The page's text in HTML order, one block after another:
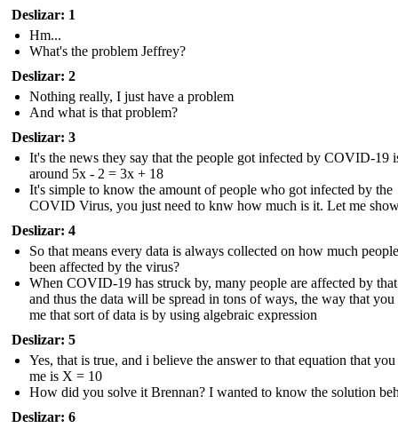
Deslizar: 1
Hm...
What's the problem Jeffrey?
Deslizar: 2
Nothing really, I just have a problem
And what is that problem?
Deslizar: 3
It's the news they say that the people got infected by COVID-19
around 5x - 2 = 3x + 18
It's simple to know the amount of people who got infected by the
COVID Virus, you just need to knw how much is it. Let me
Deslizar: 4
So that means every data is always collected on how much
been affected by the virus?
When COVID-19 has struck by, many people are affected by
and thus the data will be spread in tons of ways, the way that you
me that sort of data is by using algebraic expression
Deslizar: 5
Yes, that is true, and i believe the answer to that equation that you
me is X = 10
How did you solve it Brennan? I wanted to know the solution
Deslizar: 6